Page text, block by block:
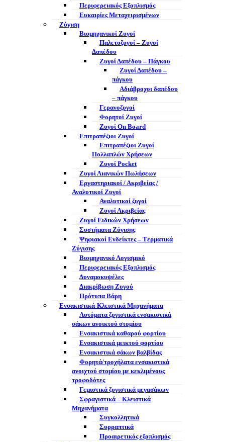
Περιφερειακός Εξοπλισμός
Ευκαιρίες Μεταχειρισμένων
Ζύγιση
Βιομηχανικοί Ζυγοί
Παλετοζυγοί – Ζυγοί
Δαπέδου
Ζυγοί Δαπέδου – Πάγκου
Ζυγοί Δαπέδου –
πάγκου
Αδιάβροχοι δαπέδου
– πάγκου
Γερανοζυγοί
Φορητοί Ζυγοί
Ζυγοί On Board
Επιτραπέζιοι Ζυγοί
Επιτραπέζιοι Ζυγοί
Πολλαπλών Χρήσεων
Ζυγοί Pocket
Ζυγοί Λιανικών Πωλήσεων
Εργαστηριακοί / Ακριβείας /
Αναλυτικοί Ζυγοί
Αναλυτικοί ζυγοί
Ζυγοί Ακριβείας
Ζυγοί Ειδικών Χρήσεων
Συστήματα Ζύγισης
Ψηφιακοί Ενδείκτες – Tερματικά
Ζύγισης
Βιομηχανικό Λογισμικό
Περιφερειακός Εξοπλισμός
Δυναμοκυψέλες
Διακρίβωση Ζυγού
Πρότυπα Βάρη
Ενσακιστικά-Κλειστικά Μηχανήματα
Αυτόματα ζυγιστικά ενσακιστικά
σάκων ανοικτού στομίου
Ενσακιστικά καθαρού φορτίου
Ενσακιστικά μεικτού φορτίου
Eνσακιστικά σάκων βαλβίδας
Φορητά/τροχήλατα ενσακιστικά
ανοιχτού στομίου με κεκλιμένους
τροφοδότες
Γεμιστικά ζυγιστικά μεγασάκων
Σφραγιστικά – Κλειστικά
Μηχανήματα
Συγκολλητικά
Συρραπτικά
Προαιρετικός εξοπλισμός